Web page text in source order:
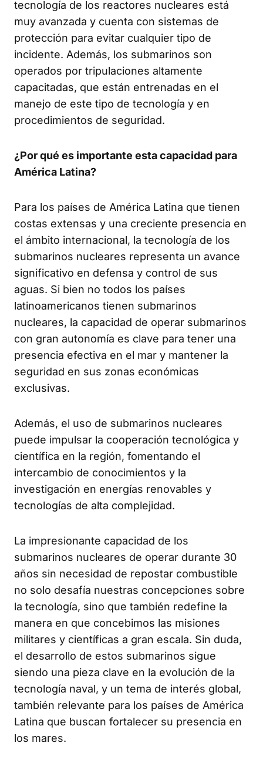
tecnología de los reactores nucleares está
muy avanzada y cuenta con sistemas de
protección para evitar cualquier tipo de
incidente. Además, los submarinos son
operados por tripulaciones altamente
capacitadas, que están entrenadas en el
manejo de este tipo de tecnología y en
procedimientos de seguridad.
¿Por qué es importante esta capacidad para
América Latina?
Para los países de América Latina que tienen
costas extensas y una creciente presencia en
el ámbito internacional, la tecnología de los
submarinos nucleares representa un avance
significativo en defensa y control de sus
aguas. Si bien no todos los países
latinoamericanos tienen submarinos
nucleares, la capacidad de operar submarinos
con gran autonomía es clave para tener una
presencia efectiva en el mar y mantener la
seguridad en sus zonas económicas
exclusivas.
Además, el uso de submarinos nucleares
puede impulsar la cooperación tecnológica y
científica en la región, fomentando el
intercambio de conocimientos y la
investigación en energías renovables y
tecnologías de alta complejidad.
La impresionante capacidad de los
submarinos nucleares de operar durante 30
años sin necesidad de repostar combustible
no solo desafía nuestras concepciones sobre
la tecnología, sino que también redefine la
manera en que concebimos las misiones
militares y científicas a gran escala. Sin duda,
el desarrollo de estos submarinos sigue
siendo una pieza clave en la evolución de la
tecnología naval, y un tema de interés global,
también relevante para los países de América
Latina que buscan fortalecer su presencia en
los mares.